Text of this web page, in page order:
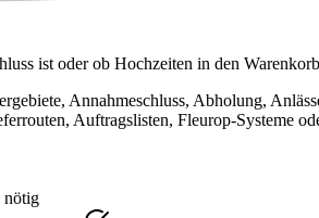
ist oder ob Hochzeiten in den
Annahmeschluss, Abholung,
Auftragslisten, Fleurop-Systeme
nötig